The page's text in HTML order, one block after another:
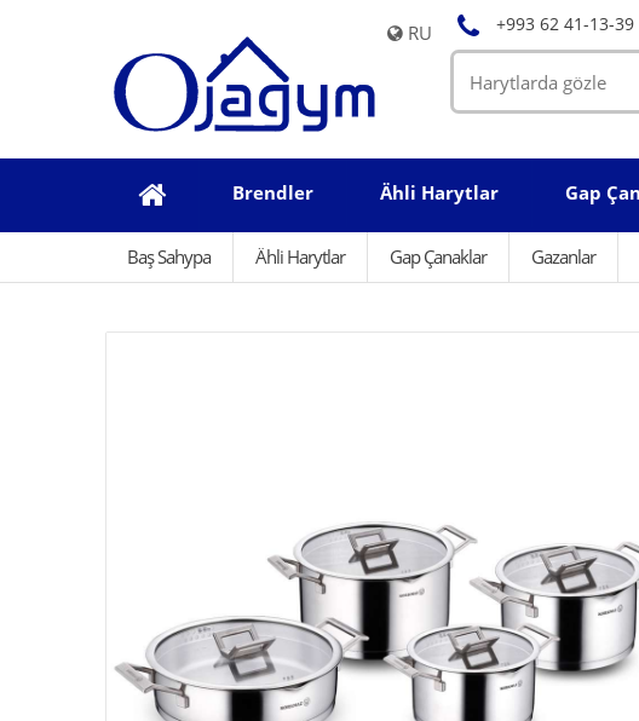
RU +993 62 41-13-39
Brendler Ähli Harytlar Gap
Baş Sahypa Ähli Harytlar Gap Çanaklar Gazanlar